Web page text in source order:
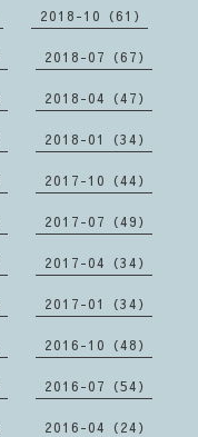
2018-10（61）
2018-07（67）
2018-04（47）
2018-01（34）
2017-10（44）
2017-07（49）
2017-04（34）
2017-01（34）
2016-10（48）
2016-07（54）
2016-04（24）